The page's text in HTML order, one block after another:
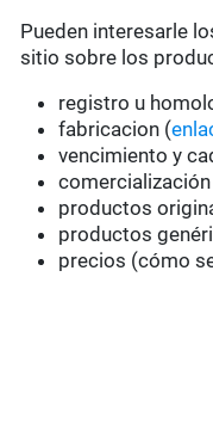
Pueden interesarle
sitio sobre los
registro u
fabricacion (
vencimiento y
productos
productos
precios (cómo